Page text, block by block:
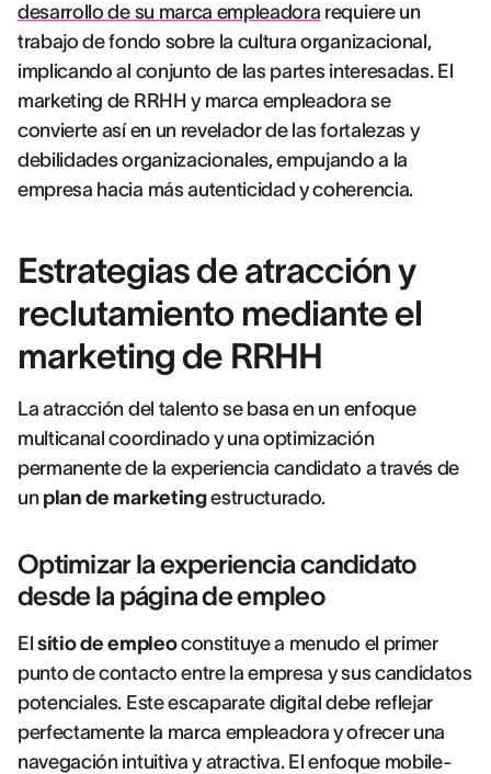
desarrollo de su marca empleadora requiere un
trabajo de fondo sobre la cultura organizacional,
implicando al conjunto de las partes interesadas. El
marketing de RRHH y marca empleadora se
convierte así en un revelador de las fortalezas y
debilidades organizacionales, empujando a la
empresa hacia más autenticidad y coherencia.
Estrategias de atracción y
reclutamiento mediante el
marketing de RRHH
La atracción del talento se basa en un enfoque
multicanal coordinado y una optimización
permanente de la experiencia candidato a través de
un plan de marketingestructurado.
Optimizar la experiencia candidato
desde la página de empleo
Elsitio de empleoconstituye a menudo el primer
punto de contacto entre la empresa y sus candidatos
potenciales. Este escaparate digital debe reflejar
perfectamente la marca empleadora y ofrecer una
navegación intuitiva y atractiva. El enfoque mobile-